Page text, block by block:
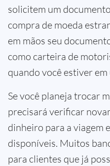
solicitem um
compra de moeda
em mãos seu
como carteira de
quando você estiver em
Se você planeja trocar
precisará verificar
dinheiro para a viagem
disponíveis. Muitos
para clientes que já